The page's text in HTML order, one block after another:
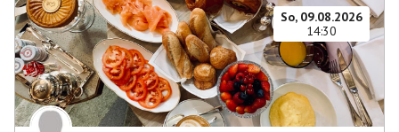
So, 09.08.2026
14:30